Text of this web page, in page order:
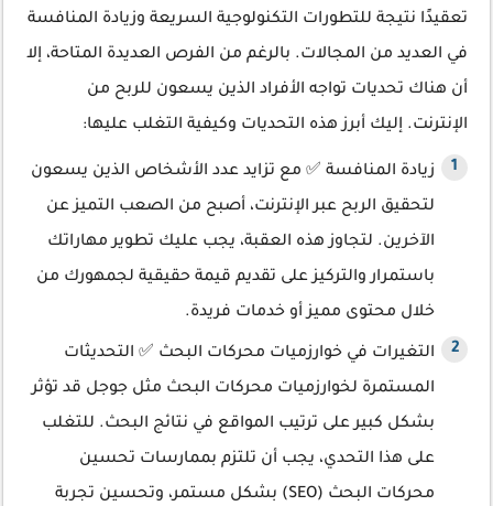
تعقيدًا نتيجة للتطورات التكنولوجية السريعة وزيادة المنافسة
في العديد من المجالات. بالرغم من الفرص العديدة المتاحة، إلا
أن هناك تحديات تواجه الأفراد الذين يسعون للربح من
الإنترنت. إليك أبرز هذه التحديات وكيفية التغلب عليها:
زيادة المنافسة ✅ مع تزايد عدد الأشخاص الذين يسعون
لتحقيق الربح عبر الإنترنت، أصبح من الصعب التميز عن
الآخرين. لتجاوز هذه العقبة، يجب عليك تطوير مهاراتك
باستمرار والتركيز على تقديم قيمة حقيقية لجمهورك من
خلال محتوى مميز أو خدمات فريدة.
التغيرات في خوارزميات محركات البحث ✅ التحديثات
المستمرة لخوارزميات محركات البحث مثل جوجل قد تؤثر
بشكل كبير على ترتيب المواقع في نتائج البحث. للتغلب
على هذا التحدي، يجب أن تلتزم بممارسات تحسين
محركات البحث (SEO) بشكل مستمر، وتحسين تجربة